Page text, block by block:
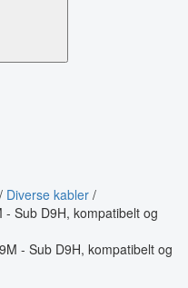
/ Diverse kabler /
Sub D9H, kompatibelt og